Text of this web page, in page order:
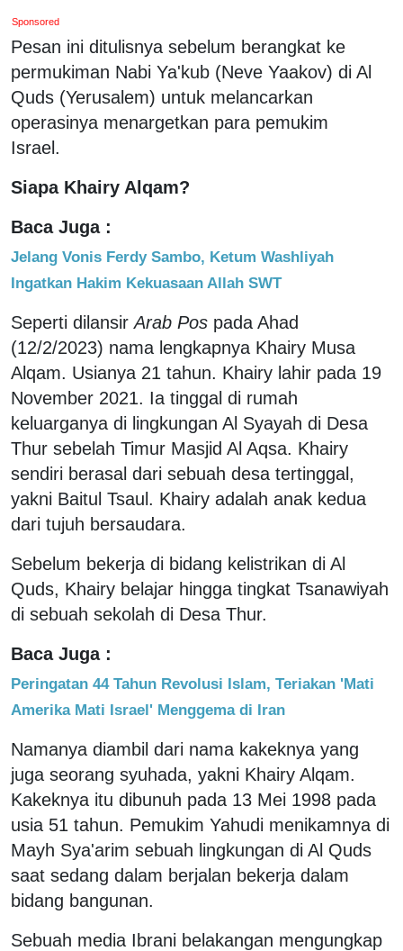
Sponsored
Pesan ini ditulisnya sebelum berangkat ke
permukiman Nabi Ya'kub (Neve Yaakov) di Al
Quds (Yerusalem) untuk melancarkan
operasinya menargetkan para pemukim
Israel.
Siapa Khairy Alqam?
Baca Juga :
Jelang Vonis Ferdy Sambo, Ketum Washliyah
Ingatkan Hakim Kekuasaan Allah SWT
Seperti dilansirArab Pos pada Ahad
(12/2/2023) nama lengkapnya Khairy Musa
Alqam. Usianya 21 tahun. Khairy lahir pada 19
November 2021. Ia tinggal di rumah
keluarganya di lingkungan Al Syayah di Desa
Thur sebelah Timur Masjid Al Aqsa. Khairy
sendiri berasal dari sebuah desa tertinggal,
yakni Baitul Tsaul. Khairy adalah anak kedua
dari tujuh bersaudara.
Sebelum bekerja di bidang kelistrikan di Al
Quds, Khairy belajar hingga tingkat Tsanawiyah
di sebuah sekolah di Desa Thur.
Baca Juga :
Peringatan 44 Tahun Revolusi Islam, Teriakan 'Mati
Amerika Mati Israel' Menggema di Iran
Namanya diambil dari nama kakeknya yang
juga seorang syuhada, yakni Khairy Alqam.
Kakeknya itu dibunuh pada 13 Mei 1998 pada
usia 51 tahun. Pemukim Yahudi menikamnya di
Mayh Sya'arim sebuah lingkungan di Al Quds
saat sedang dalam berjalan bekerja dalam
bidang bangunan.
Sebuah media Ibrani belakangan mengungkap